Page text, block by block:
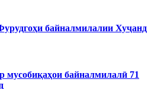
байналмилалии Хуҷанд
байналмилалӣ 71